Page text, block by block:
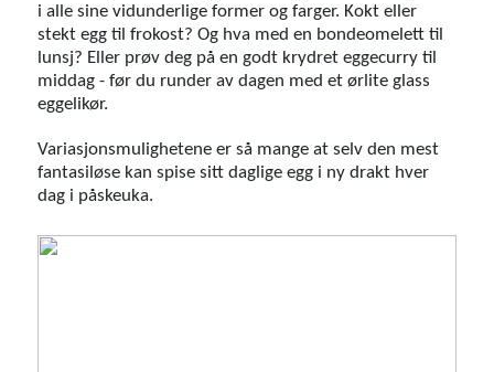
i alle sine vidunderlige former og farger. Kokt eller
stekt egg til frokost? Og hva med en bondeomelett til
lunsj? Eller prøv deg på en godt krydret eggecurry til
middag - før du runder av dagen med et ørlite glass
eggelikør.
Variasjonsmulighetene er så mange at selv den mest
fantasiløse kan spise sitt daglige egg i ny drakt hver
dag i påskeuka.